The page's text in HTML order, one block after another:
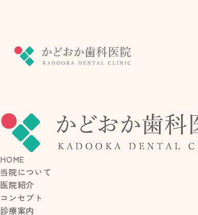
HOME
当院について
医院紹介
コンセプト
診療案内